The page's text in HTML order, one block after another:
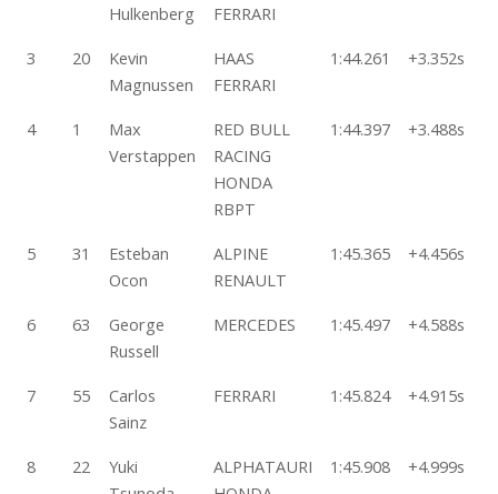
Hulkenberg
FERRARI
3 20
Kevin
Magnussen
HAAS
FERRARI
1:44.261 +3.352s
4 1
Max
Verstappen
RED BULL
RACING
HONDA
RBPT
1:44.397 +3.488s
5 31
Esteban
Ocon
ALPINE
RENAULT
1:45.365 +4.456s
6 63
George
Russell
MERCEDES 1:45.497 +4.588s
7 55
Carlos
Sainz
FERRARI 1:45.824 +4.915s
8 22
Yuki
ALPHATAURI
1:45.908 +4.999s